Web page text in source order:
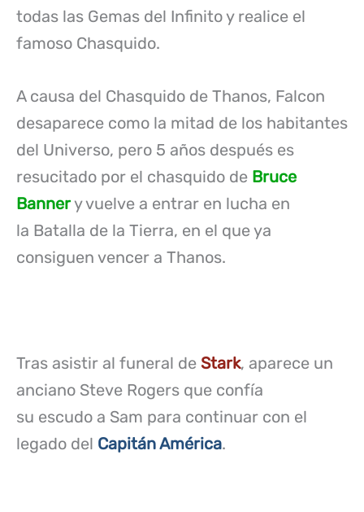
todas las Gemas del Infinito y realice el
famoso Chasquido.
A causa del Chasquido de Thanos, Falcon
desaparece como la mitad de los habitantes
del Universo, pero 5 años después es
resucitado por el chasquido de Bruce
Bannery vuelve a entrar en lucha en
la Batalla de la Tierra, en el que ya
consiguen vencer a Thanos.
Tras asistir al funeral de Stark, aparece un
anciano Steve Rogers que confía
su escudo a Sam para continuar con el
legado del Capitán América.